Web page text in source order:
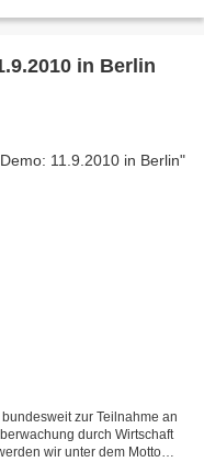
in Berlin
zur Teilnahme an
durch Wirtschaft
wir unter dem Motto